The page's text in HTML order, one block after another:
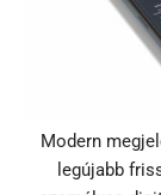
Modern
legújabb